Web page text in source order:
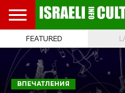
ВЫСТАВКИ
МУЗЕИ
СТРАНА
ФЕСТИВАЛЕЙ
ТЕАТР
КНИГИ.
ТЕКСТЫ
МУЗЫКА
РЕЛИГИЯ/
ИСТОРИЯ
ДВИЖЕНИЕ
ДЕТИ
ВЫХОДНОГО
ДНЯ
МАРШРУТЫ
ПРОГУЛЬЩИКА
ВИДЕО-
РЕЧИ
ВПЕЧАТЛЕНИЯ
ВСТРЕЧИ
И
ЛЕКЦИИ
ИНТЕРВЬЮ
КИНО
TEL
AVIV
GLOBAL
FEATURED
ВПЕЧАТЛЕНИЯ